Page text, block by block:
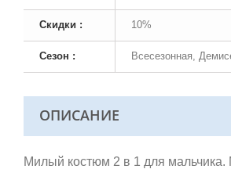
Скидки : 10%
Сезон : Всесезонная,
ОПИСАНИЕ
Милый костюм 2 в 1 для мальчика.